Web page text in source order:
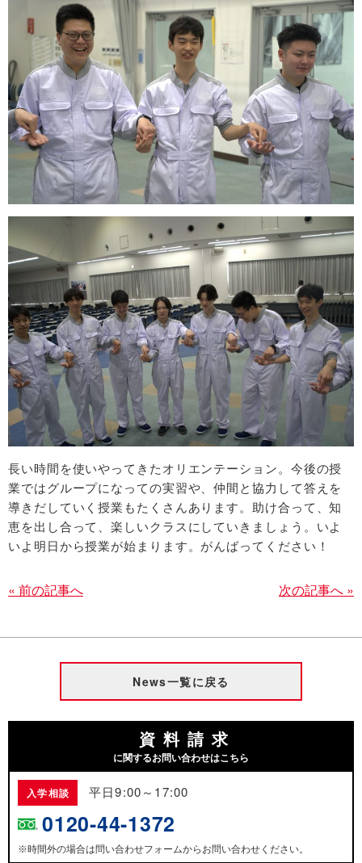
長い時間を使いやってきたオリエンテーション。今後の授
業ではグループになっての実習や、仲間と協力して答えを
導きだしていく授業もたくさんあります。助け合って、知
恵を出し合って、楽しいクラスにしていきましょう。いよ
いよ明日から授業が始まります。がんばってください！
« 前の記事へ 次の記事へ »
News一覧に戻る
資料請求
に関するお問い合わせはこちら
入学相談 平日9:00～17:00
0120-44-1372
※時間外の場合は問い合わせフォームからお問い合わせください。